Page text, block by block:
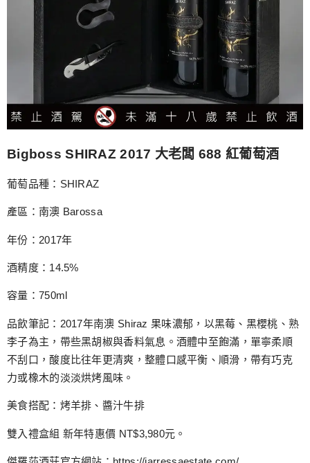
Bigboss SHIRAZ 2017 大老闆 688 紅葡萄酒
葡萄品種：SHIRAZ
產區：南澳 Barossa
年份：2017年
酒精度：14.5%
容量：750ml
品飲筆記：2017年南澳 Shiraz 果味濃郁，以黑莓、黑櫻桃、熟
李子為主，帶些黑胡椒與香料氣息。酒體中至飽滿，單寧柔順
不刮口，酸度比往年更清爽，整體口感平衡、順滑，帶有巧克
力或橡木的淡淡烘烤風味。
美食搭配：烤羊排、醬汁牛排
雙入禮盒組 新年特惠價 NT$3,980元。